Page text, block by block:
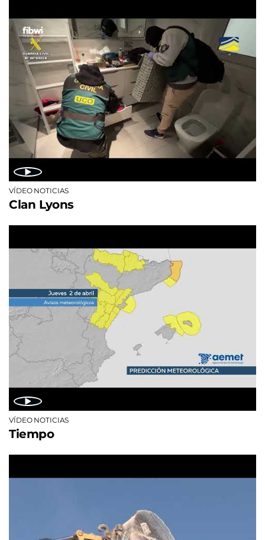
VÍDEO NOTICIAS
Clan Lyons
VÍDEO NOTICIAS
Tiempo